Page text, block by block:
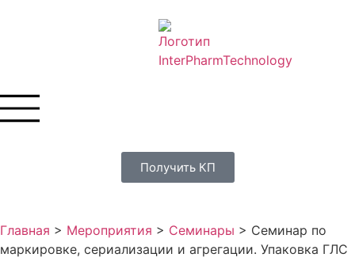
Получить КП
Главная > Мероприятия > Семинары > Семинар по
маркировке, сериализации и агрегации. Упаковка ГЛС